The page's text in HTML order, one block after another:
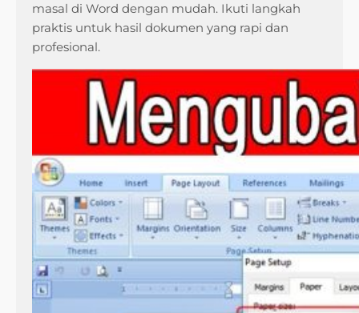
masal di Word dengan mudah. Ikuti langkah
praktis untuk hasil dokumen yang rapi dan
profesional.